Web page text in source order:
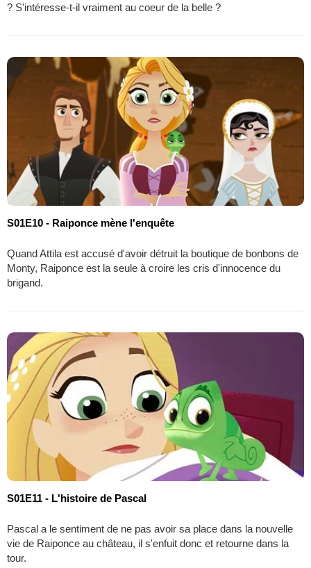
? S'intéresse-t-il vraiment au coeur de la belle ?
S01E10 - Raiponce mène l'enquête
Quand Attila est accusé d'avoir détruit la boutique de bonbons de
Monty, Raiponce est la seule à croire les cris d'innocence du
brigand.
S01E11 - L'histoire de Pascal
Pascal a le sentiment de ne pas avoir sa place dans la nouvelle
vie de Raiponce au château, il s'enfuit donc et retourne dans la
tour.